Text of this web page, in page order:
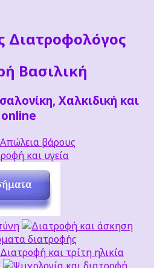
Διατροφολόγος
Βασιλική
Χαλκιδική και
online